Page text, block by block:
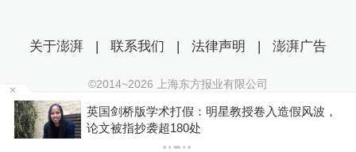
英国剑桥版学术打假：明星教授卷入造假风波，
论文被指抄袭超180处
关于澎湃 | 联系我们 | 法律声明 | 澎湃广告
©2014~2026 上海东方报业有限公司
沪ICP证：沪B2-20170116 | 沪ICP备14003370号
互联网新闻信息服务许可证：31120170006
沪公网安备 31010602000299号